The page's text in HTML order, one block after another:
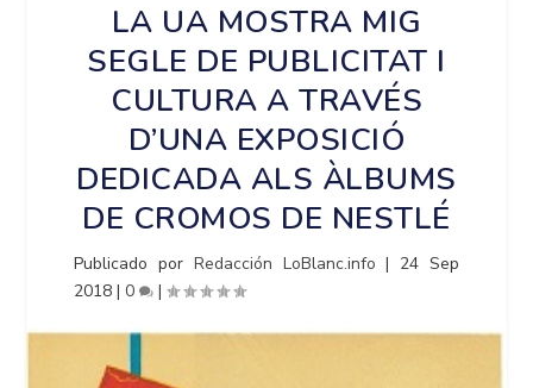
LA UA MOSTRA MIG
SEGLE DE PUBLICITAT I
CULTURA A TRAVÉS
D’UNA EXPOSICIÓ
DEDICADA ALS ÀLBUMS
DE CROMOS DE NESTLÉ
Publicado por Redacción LoBlanc.info | 24 Sep
2018 |0 |